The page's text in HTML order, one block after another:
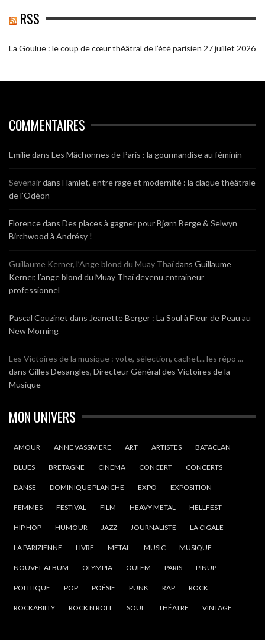
RSS
La Goulue : le coup de cœur théâtral de l’été parisien 27 juillet 2026
COMMENTAIRES
Emiliedans Les Mâchonnes de Paris : la gourmandise au féminin
Sevenairdans Hamlet, entre rage et modernité : la claque théâtrale
de l’Odéon
Florencedans Des places à gagner pour Bjørn Berge & Selwyn
Birchwood à Andrésy !
Guillaume Kerner, l’Ange blond du Muay Thaïdans Guillaume
Kerner, l’ange blond du Muay Thaï devenu entraineur
professionnel
Pascal Couzinet dans Jeanette Berger : La Soul à Fleur de Peau au
New Morning
Les Victoires de la musique : vote, sélection, cachet... les répo ...
dans Gilles Desangles, Directeur Général des Victoires de la
Musique
MON UNIVERS
AMOUR ANNE VASSIVIERE ART ARTISTES BATACLAN
BLUES BRETAGNE CINEMA CONCERT CONCERTS
DANSE DOMINIQUE PLANCHE EXPO EXPOSITION
FEMMES FESTIVAL FILM HEAVY METAL HELLFEST
HIP HOP HUMOUR JAZZ JOURNALISTE LA CIGALE
LA PARIZIENNE LIVRE METAL MUSIC MUSIQUE
NOUVEL ALBUM OLYMPIA OUI FM PARIS PINUP
POLITIQUE POP POÉSIE PUNK RAP ROCK
ROCKABILLY ROCK N ROLL SOUL THÉATRE VINTAGE